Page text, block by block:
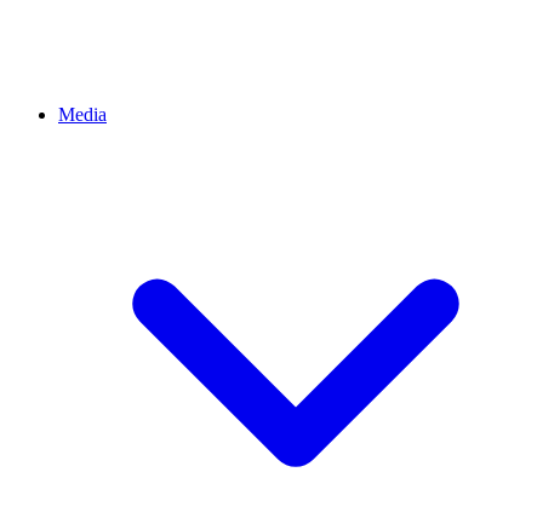
Media